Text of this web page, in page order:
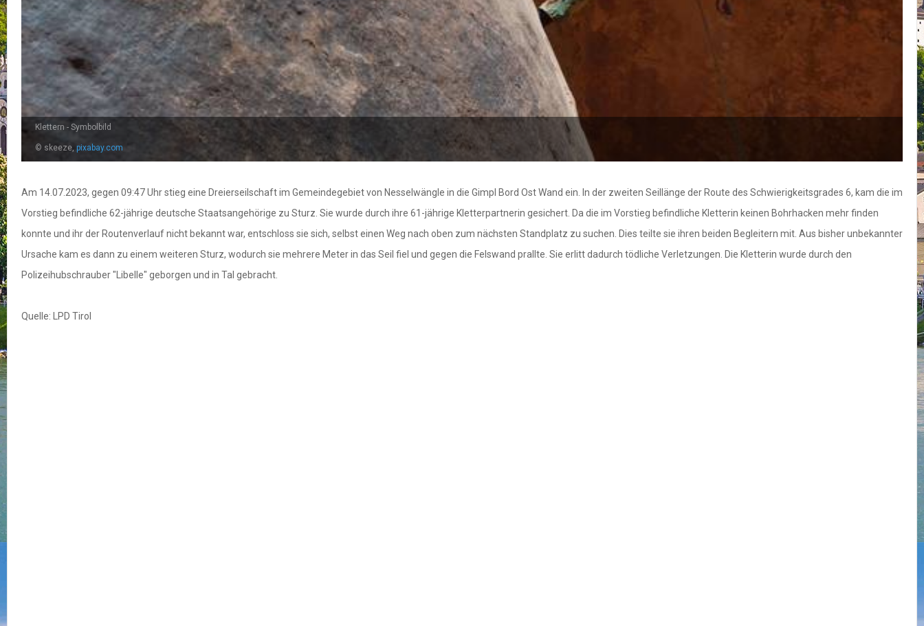
Klettern - Symbolbild
© skeeze, pixabay.com
Am 14.07.2023, gegen 09:47 Uhr stieg eine Dreierseilschaft im Gemeindegebiet von Nesselwängle in die Gimpl Bord Ost Wand ein. In der zweiten Seillänge der Route des Schwierigkeitsgrades 6, kam die im
Vorstieg befindliche 62-jährige deutsche Staatsangehörige zu Sturz. Sie wurde durch ihre 61-jährige Kletterpartnerin gesichert. Da die im Vorstieg befindliche Kletterin keinen Bohrhacken mehr finden
konnte und ihr der Routenverlauf nicht bekannt war, entschloss sie sich, selbst einen Weg nach oben zum nächsten Standplatz zu suchen. Dies teilte sie ihren beiden Begleitern mit. Aus bisher unbekannter
Ursache kam es dann zu einem weiteren Sturz, wodurch sie mehrere Meter in das Seil fiel und gegen die Felswand prallte. Sie erlitt dadurch tödliche Verletzungen. Die Kletterin wurde durch den
Polizeihubschrauber "Libelle" geborgen und in Tal gebracht.
Quelle: LPD Tirol